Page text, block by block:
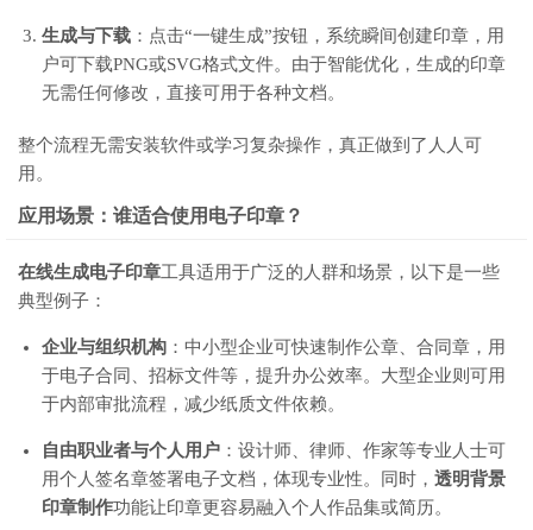
生成与下载 ：点击“一键生成”按钮，系统瞬间创建印章，用
户可下载PNG或SVG格式文件。由于智能优化，生成的印章
无需任何修改，直接可用于各种文档。
整个流程无需安装软件或学习复杂操作，真正做到了人人可
用。
应用场景：谁适合使用电子印章？
在线生成电子印章工具适用于广泛的人群和场景，以下是一些
典型例子：
企业与组织机构 ：中小型企业可快速制作公章、合同章，用
于电子合同、招标文件等，提升办公效率。大型企业则可用
于内部审批流程，减少纸质文件依赖。
自由职业者与个人用户 ：设计师、律师、作家等专业人士可
用个人签名章签署电子文档，体现专业性。同时， 透明背景
印章制作功能让印章更容易融入个人作品集或简历。